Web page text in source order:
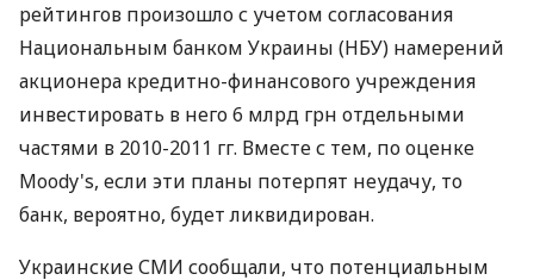
рейтингов произошло с учетом согласования
Национальным банком Украины (НБУ) намерений
акционера кредитно-финансового учреждения
инвестировать в него 6 млрд грн отдельными
частями в 2010-2011 гг. Вместе с тем, по оценке
Moody's, если эти планы потерпят неудачу, то
банк, вероятно, будет ликвидирован.
Украинские СМИ сообщали, что потенциальным